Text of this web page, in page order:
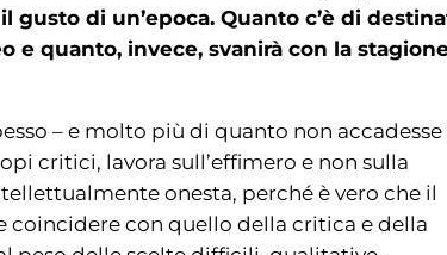
di un’epoca. Quanto c’è di
e quanto, invece, svanirà con la
– e molto più di quanto non accadesse
critici, lavora sull’effimero e non sulla
onesta, perché è vero che il
coincidere con quello della critica e della